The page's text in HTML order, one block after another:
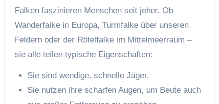
Falken faszinieren Menschen seit jeher. Ob
Wanderfalke in Europa, Turmfalke über unseren
Feldern oder der Rötelfalke im Mittelmeerraum –
sie alle teilen typische Eigenschaften:
Sie sind wendige, schnelle Jäger.
Sie nutzen ihre scharfen Augen, um Beute auch